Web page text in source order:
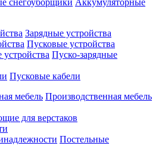
Аккумуляторные
Зарядные устройства
Пусковые устройства
Пуско-зарядные
Пусковые кабели
Производственная мебель
для верстаков
Постельные